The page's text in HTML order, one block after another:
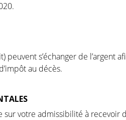
peuvent s’échanger de l’argent
au décès.
sur votre admissibilité à